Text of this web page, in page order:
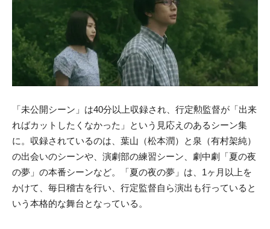
「未公開シーン」は40分以上収録され、行定勲監督が「出来
ればカットしたくなかった」という見応えのあるシーン集
に。収録されているのは、葉山（松本潤）と泉（有村架純）
の出会いのシーンや、演劇部の練習シーン、劇中劇「夏の夜
の夢」の本番シーンなど。「夏の夜の夢」は、1ヶ月以上を
かけて、毎日稽古を行い、行定監督自ら演出も行っていると
いう本格的な舞台となっている。